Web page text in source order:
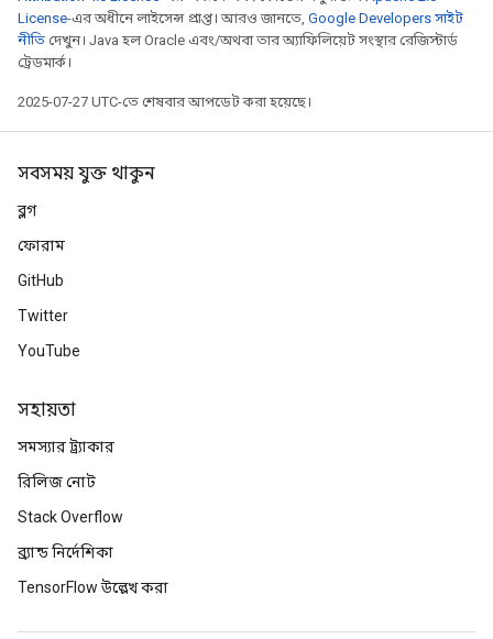
License-এর অধীনে লাইসেন্স প্রাপ্ত। আরও জানতে, Google Developers সাইট
নীতি দেখুন। Java হল Oracle এবং/অথবা তার অ্যাফিলিয়েট সংস্থার রেজিস্টার্ড
ট্রেডমার্ক।
2025-07-27 UTC-তে শেষবার আপডেট করা হয়েছে।
সবসময় যুক্ত থাকুন
ব্লগ
ফোরাম
GitHub
Twitter
YouTube
সহায়তা
সমস্যার ট্র্যাকার
রিলিজ নোট
Stack Overflow
ব্র্যান্ড নির্দেশিকা
TensorFlow উল্লেখ করা